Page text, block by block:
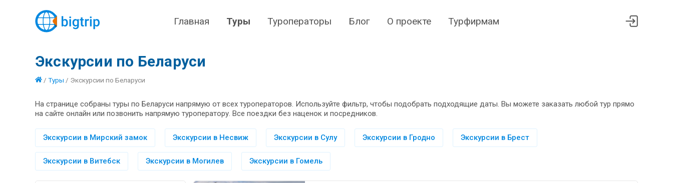
Главная Туры Туроператоры Блог О проекте Турфирмам
Экскурсии по Беларуси
/ Туры / Экскурсии по Беларуси
На странице собраны туры по Беларуси напрямую от всех туроператоров. Используйте фильтр, чтобы подобрать подходящие даты. Вы можете заказать любой тур прямо
на сайте онлайн или позвонить напрямую туроператору. Все поездки без наценок и посредников.
Экскурсии в Мирский замок Экскурсии в Несвиж Экскурсии в Сулу Экскурсии в Гродно Экскурсии в Брест
Экскурсии в Витебск Экскурсии в Могилев Экскурсии в Гомель